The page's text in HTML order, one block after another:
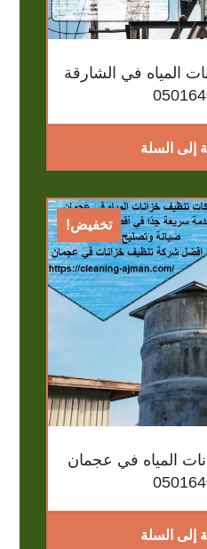
المياه في الشارقة
إلى السلة
تخفيض!
المياه في عجمان
إلى السلة